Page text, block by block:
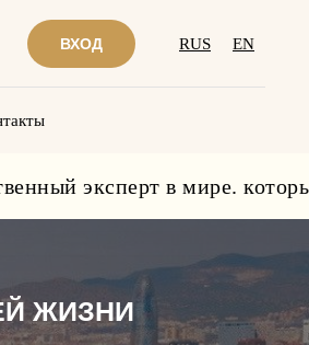
ВХОД RUS EN
в мире. который
ЖИЗНИ